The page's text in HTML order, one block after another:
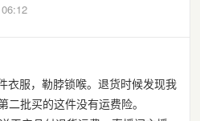
衣服，勒脖锁喉。退货时候发现我
批买的这件没有运费险。